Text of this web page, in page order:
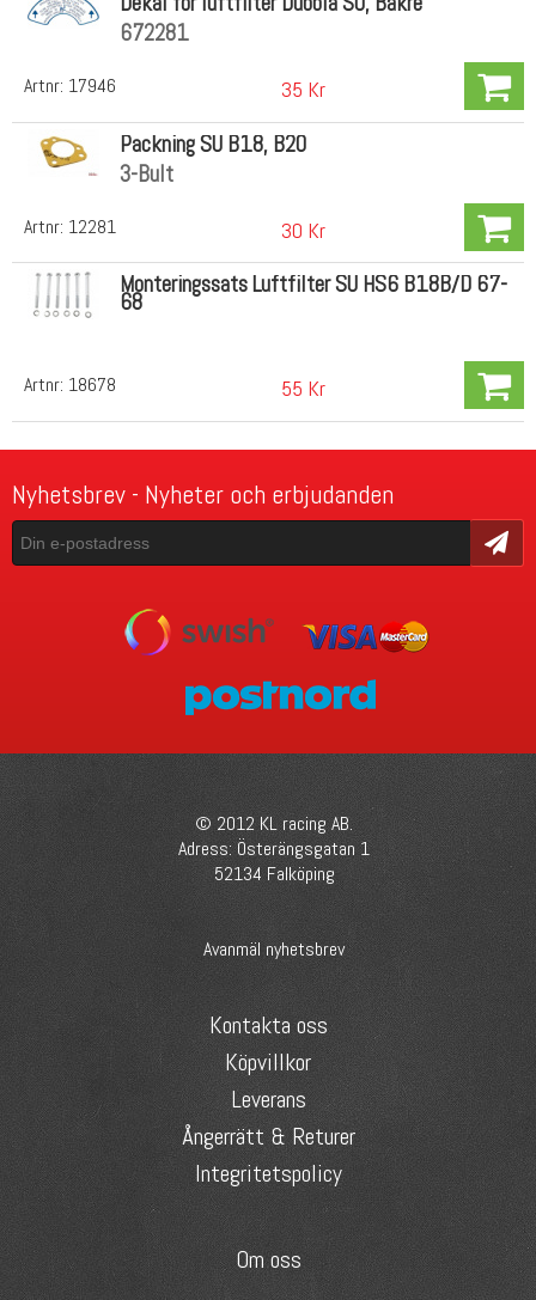
Artnr: 17946
672281
35 Kr
Artnr: 12281
Packning SU B18, B20
3-Bult
30 Kr
Artnr: 18678
Monteringssats Luftfilter SU HS6 B18B/D 67-
68
55 Kr
Nyhetsbrev - Nyheter och erbjudanden
Skicka
© 2012 KL racing AB.
Adress: Österängsgatan 1
52134 Falköping
Avanmäl nyhetsbrev
Kontakta oss
Köpvillkor
Leverans
Ångerrätt & Returer
Integritetspolicy
Om oss